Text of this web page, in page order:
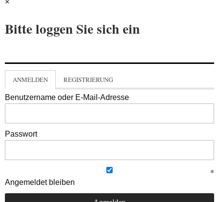
×
Bitte loggen Sie sich ein
ANMELDEN REGISTRIERUNG
Benutzername oder E-Mail-Adresse
Passwort
Angemeldet bleiben